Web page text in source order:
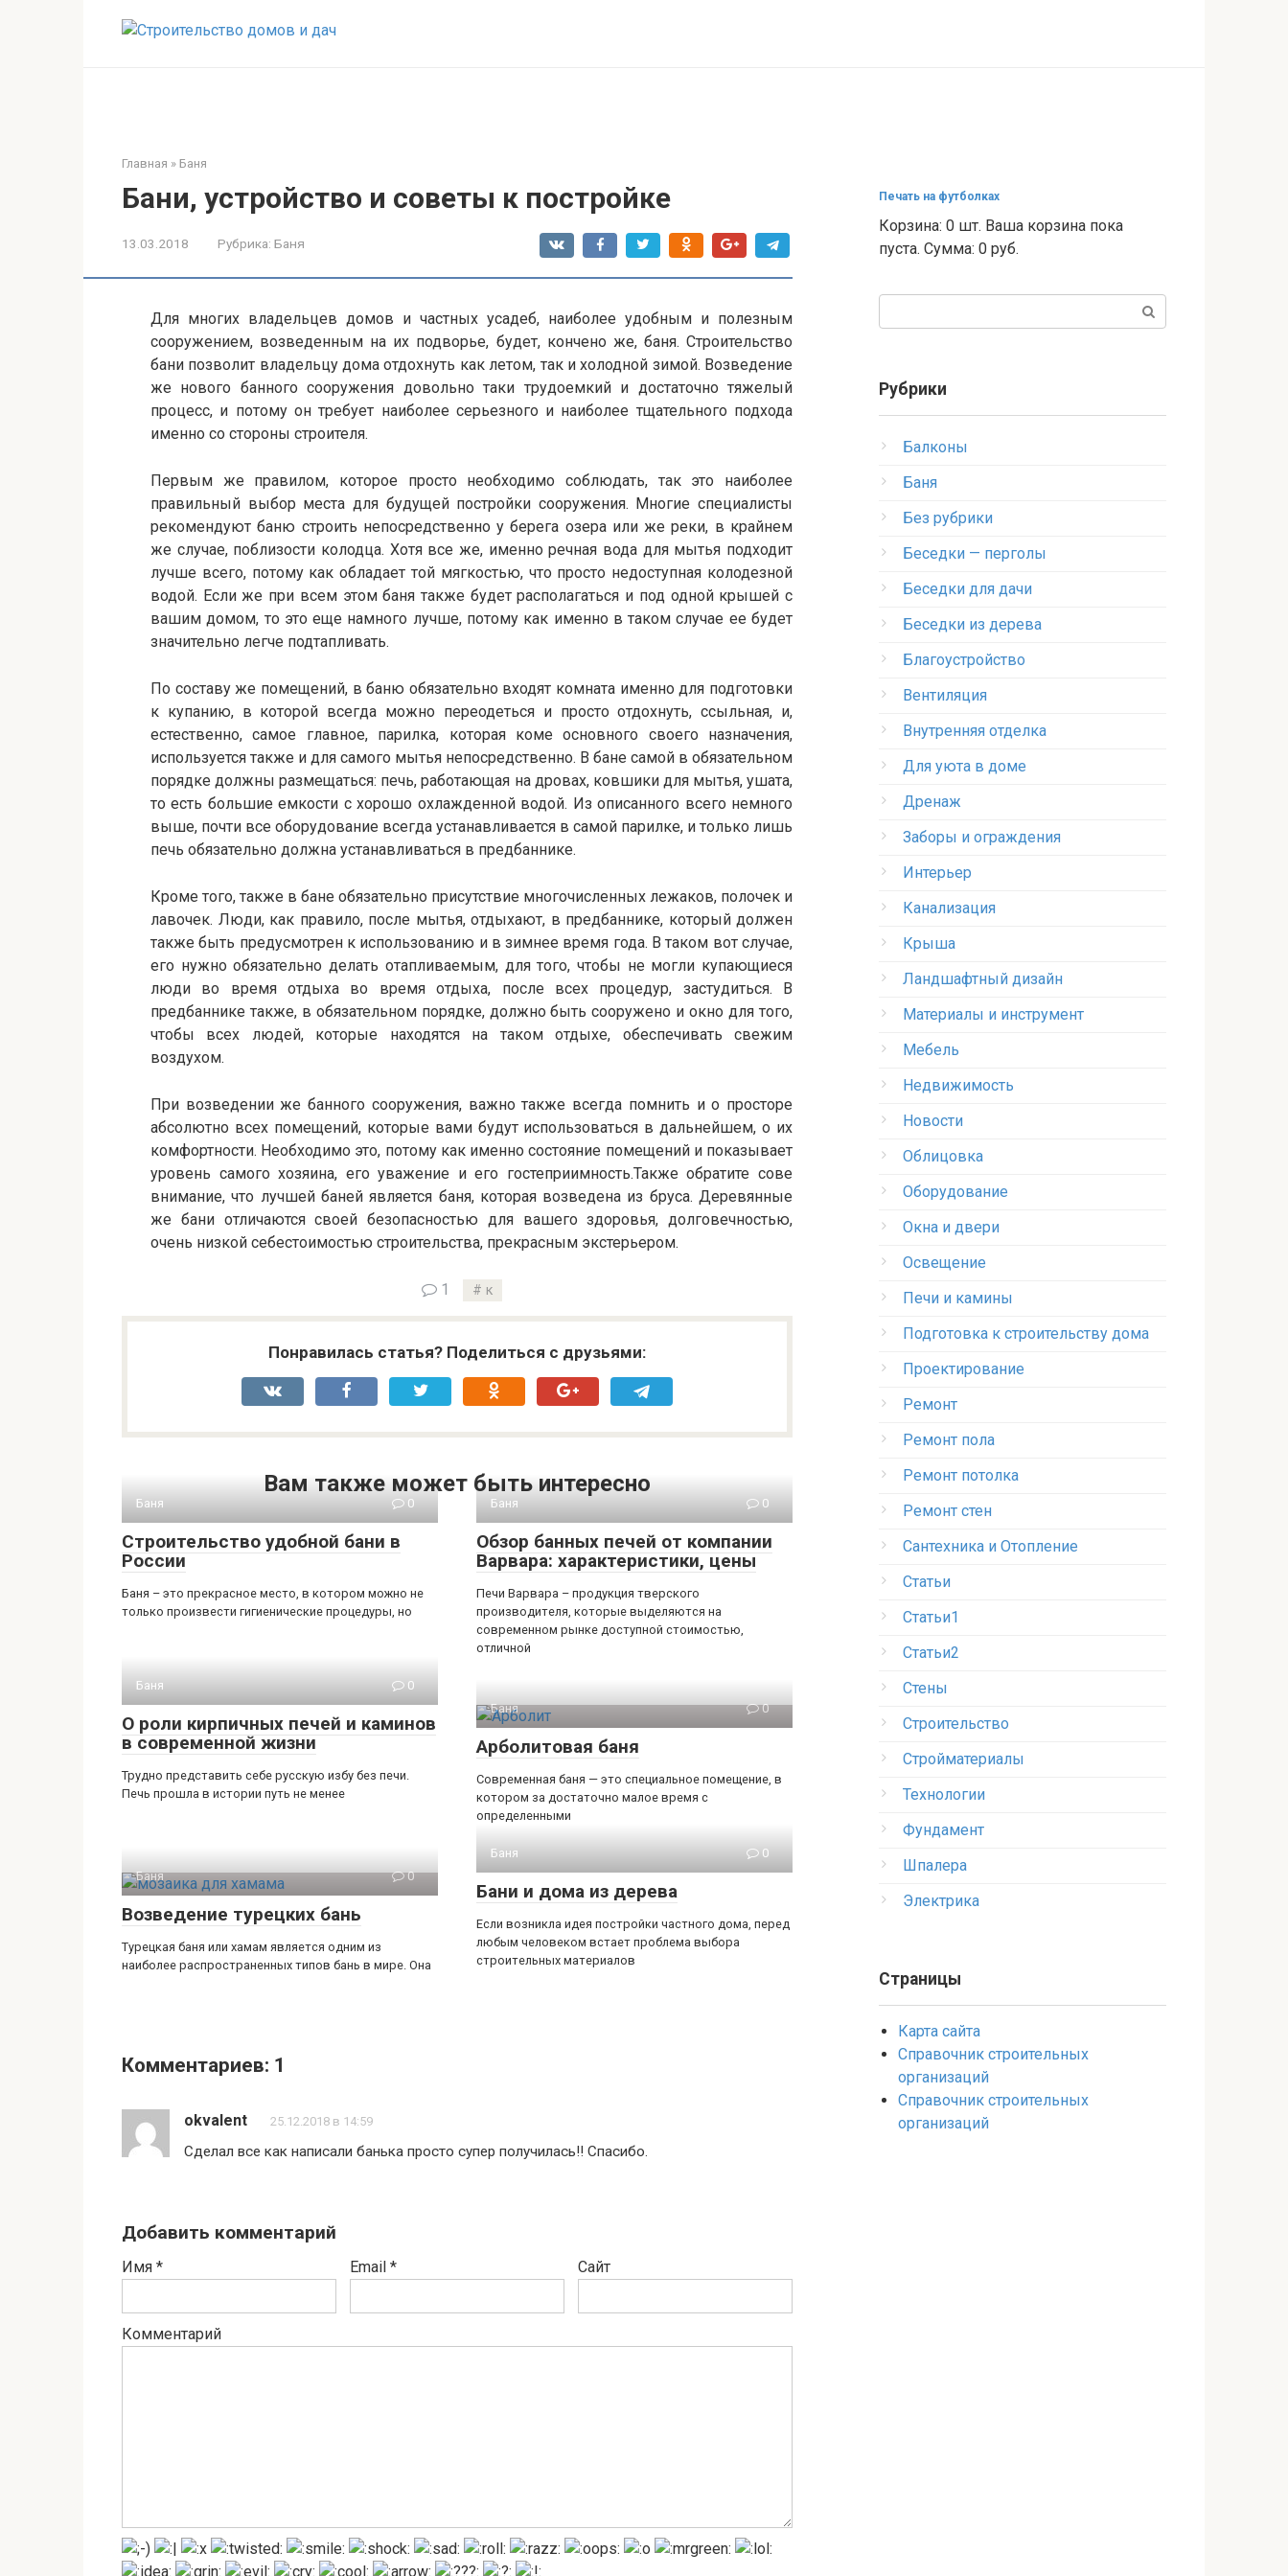
Главная » Баня
Бани, устройство и советы к постройке
13.03.2018 Рубрика: Баня
Для многих владельцев домов и частных усадеб, наиболее удобным и полезным
сооружением, возведенным на их подворье, будет, кончено же, баня. Строительство
бани позволит владельцу дома отдохнуть как летом, так и холодной зимой. Возведение
же нового банного сооружения довольно таки трудоемкий и достаточно тяжелый
процесс, и потому он требует наиболее серьезного и наиболее тщательного подхода
именно со стороны строителя.
Первым же правилом, которое просто необходимо соблюдать, так это наиболее
правильный выбор места для будущей постройки сооружения. Многие специалисты
рекомендуют баню строить непосредственно у берега озера или же реки, в крайнем
же случае, поблизости колодца. Хотя все же, именно речная вода для мытья подходит
лучше всего, потому как обладает той мягкостью, что просто недоступная колодезной
водой. Если же при всем этом баня также будет располагаться и под одной крышей с
вашим домом, то это еще намного лучше, потому как именно в таком случае ее будет
значительно легче подтапливать.
По составу же помещений, в баню обязательно входят комната именно для подготовки
к купанию, в которой всегда можно переодеться и просто отдохнуть, ссыльная, и,
естественно, самое главное, парилка, которая коме основного своего назначения,
используется также и для самого мытья непосредственно. В бане самой в обязательном
порядке должны размещаться: печь, работающая на дровах, ковшики для мытья, ушата,
то есть большие емкости с хорошо охлажденной водой. Из описанного всего немного
выше, почти все оборудование всегда устанавливается в самой парилке, и только лишь
печь обязательно должна устанавливаться в предбаннике.
Кроме того, также в бане обязательно присутствие многочисленных лежаков, полочек и
лавочек. Люди, как правило, после мытья, отдыхают, в предбаннике, который должен
также быть предусмотрен к использованию и в зимнее время года. В таком вот случае,
его нужно обязательно делать отапливаемым, для того, чтобы не могли купающиеся
люди во время отдыха во время отдыха, после всех процедур, застудиться. В
предбаннике также, в обязательном порядке, должно быть сооружено и окно для того,
чтобы всех людей, которые находятся на таком отдыхе, обеспечивать свежим
воздухом.
При возведении же банного сооружения, важно также всегда помнить и о просторе
абсолютно всех помещений, которые вами будут использоваться в дальнейшем, о их
комфортности. Необходимо это, потому как именно состояние помещений и показывает
уровень самого хозяина, его уважение и его гостеприимность.Также обратите сове
внимание, что лучшей баней является баня, которая возведена из бруса. Деревянные
же бани отличаются своей безопасностью для вашего здоровья, долговечностью,
очень низкой себестоимостью строительства, прекрасным экстерьером.
1 к
Понравилась статья? Поделиться с друзьями:
Вам также может быть интересно
Баня 0
Строительство удобной бани в
России
Баня – это прекрасное место, в котором можно не
только произвести гигиенические процедуры, но
Баня 0
Обзор банных печей от компании
Варвара: характеристики, цены
Печи Варвара – продукция тверского
производителя, которые выделяются на
современном рынке доступной стоимостью,
отличной
Баня 0
О роли кирпичных печей и каминов
в современной жизни
Трудно представить себе русскую избу без печи.
Печь прошла в истории путь не менее
Баня 0
Арболитовая баня
Современная баня — это специальное помещение, в
котором за достаточно малое время с
определенными
Баня 0
Возведение турецких бань
Турецкая баня или хамам является одним из
наиболее распространенных типов бань в мире. Она
Баня 0
Бани и дома из дерева
Если возникла идея постройки частного дома, перед
любым человеком встает проблема выбора
строительных материалов
Комментариев: 1
okvalent 25.12.2018 в 14:59
Сделал все как написали банька просто супер получилась!! Спасибо.
Добавить комментарий
Имя * Email * Сайт
Комментарий
Печать на футболках
Корзина: 0 шт. Ваша корзина пока
пуста. Сумма: 0 руб.
Рубрики
Балконы
Баня
Без рубрики
Беседки — перголы
Беседки для дачи
Беседки из дерева
Благоустройство
Вентиляция
Внутренняя отделка
Для уюта в доме
Дренаж
Заборы и ограждения
Интерьер
Канализация
Крыша
Ландшафтный дизайн
Материалы и инструмент
Мебель
Недвижимость
Новости
Облицовка
Оборудование
Окна и двери
Освещение
Печи и камины
Подготовка к строительству дома
Проектирование
Ремонт
Ремонт пола
Ремонт потолка
Ремонт стен
Сантехника и Отопление
Статьи
Статьи1
Статьи2
Стены
Строительство
Стройматериалы
Технологии
Фундамент
Шпалера
Электрика
Страницы
Карта сайта
Справочник строительных
организаций
Справочник строительных
организаций